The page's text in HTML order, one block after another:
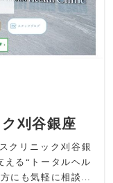
エレガントでスタ
白を活かし、上質
。
院長先生が大切に
優先する姿勢”が
人科疾患、更年期
あらゆる年代の女
ストレスのない導
認性の高いタイポ
必要な情報にアク
刈谷銀座
クリニック刈谷銀
える“トータルヘル
にも気軽に相談し